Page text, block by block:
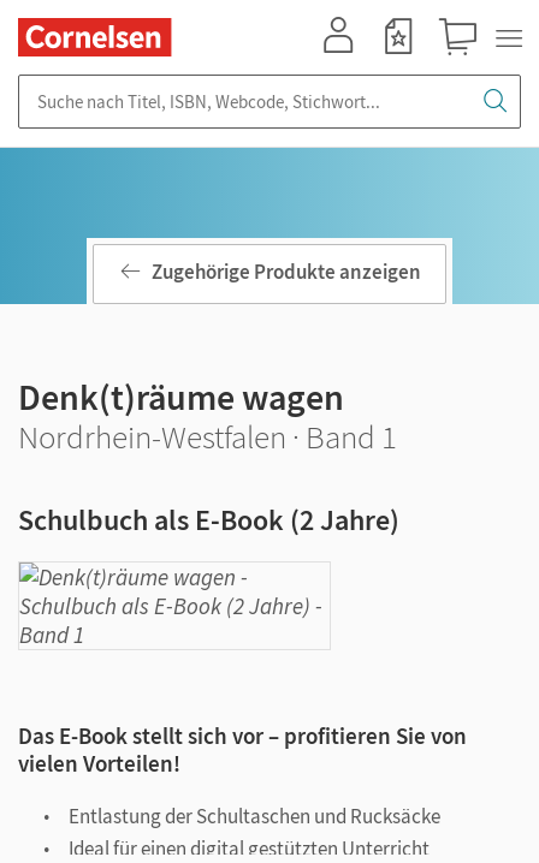
Zugehörige Produkte anzeigen
Denk(t)räume wagen
Nordrhein-Westfalen · Band 1
Schulbuch als E-Book (2 Jahre)
Das E-Book stellt sich vor – profitieren Sie von
vielen Vorteilen!
Entlastung der Schultaschen und Rucksäcke
Ideal für einen digital gestützten Unterricht